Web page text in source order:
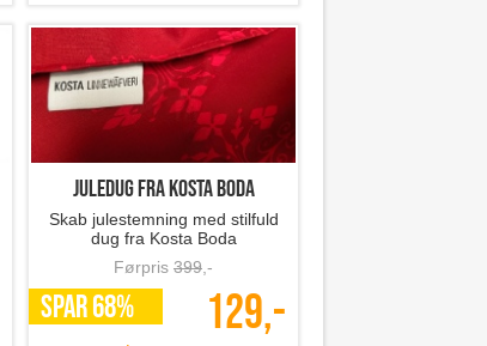
Juledug fra Kosta Boda
Skab julestemning med stilfuld
dug fra Kosta Boda
Førpris 399 ,-
SPAR 68% 129,-